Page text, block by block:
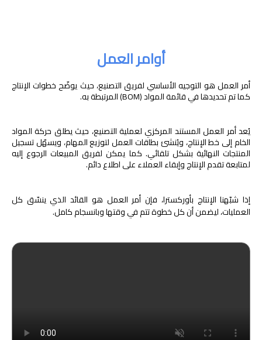
أوامر العمل
أمر العمل هو التوجيه الأساسي لفريق التصنيع، حيث يوضّح خطوات الإنتاج
كما تم تحديدها في قائمة المواد (BOM) المرتبطة به.
يُعد أمر العمل المستند المركزي لعملية التصنيع، حيث يطلق حركة المواد
الخام إلى خط الإنتاج، ويُنشئ بطاقات العمل لتوزيع المهام، ويسهّل تسجيل
المنتجات النهائية بشكل تلقائي. كما يمكن لفريق المبيعات الرجوع إليه
لمتابعة تقدم الإنتاج وإبقاء العملاء على اطلاع دائم.
إذا شبّهنا الإنتاج بأوركسترا، فإن أمر العمل هو القائد الذي ينسّق كل
العمليات، ليضمن أن كل خطوة تتم في وقتها وبانسجام كامل.